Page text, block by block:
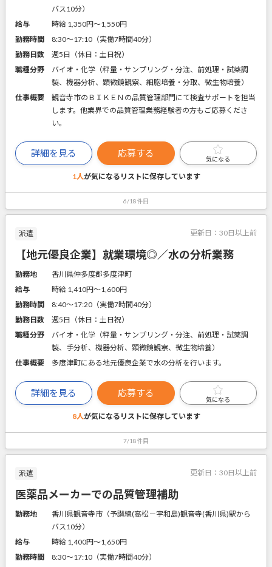
バス10分）
給与
時給 1,350円〜1,550円
勤務時間
8:30～17:10（実働7時間40分）
勤務日数
週5日（休日：土日祝）
職種分野
バイオ・化学（秤量・サンプリング・分注、前処理・試薬調
製、機器分析、顕微鏡観察、細胞培養・分取、微生物培養）
仕事概要
観音寺市のＢＩＫＥＮの品質管理部門にて検査サポートを担当
します。他業界での品質管理業務経験者の方もご応募くださ
い。
詳細を見る 応募する
気になる
1人が気になるリストに保存しています
6/18件目
派遣 更新日： 30日以上前
【地元優良企業】就業環境◎／水の分析業務
勤務地
香川県仲多度郡多度津町
給与
時給 1,410円〜1,600円
勤務時間
8:40～17:20（実働7時間40分）
勤務日数
週5日（休日：土日祝）
職種分野
バイオ・化学（秤量・サンプリング・分注、前処理・試薬調
製、手分析、機器分析、顕微鏡観察、微生物培養）
仕事概要
多度津町にある地元優良企業で水の分析を行います。
詳細を見る 応募する
気になる
8人が気になるリストに保存しています
7/18件目
派遣 更新日： 30日以上前
医薬品メーカーでの品質管理補助
勤務地
香川県観音寺市（予讃線(高松－宇和島)観音寺(香川県)駅から
バス10分）
給与
時給 1,400円〜1,650円
勤務時間
8:30～17:10（実働7時間40分）